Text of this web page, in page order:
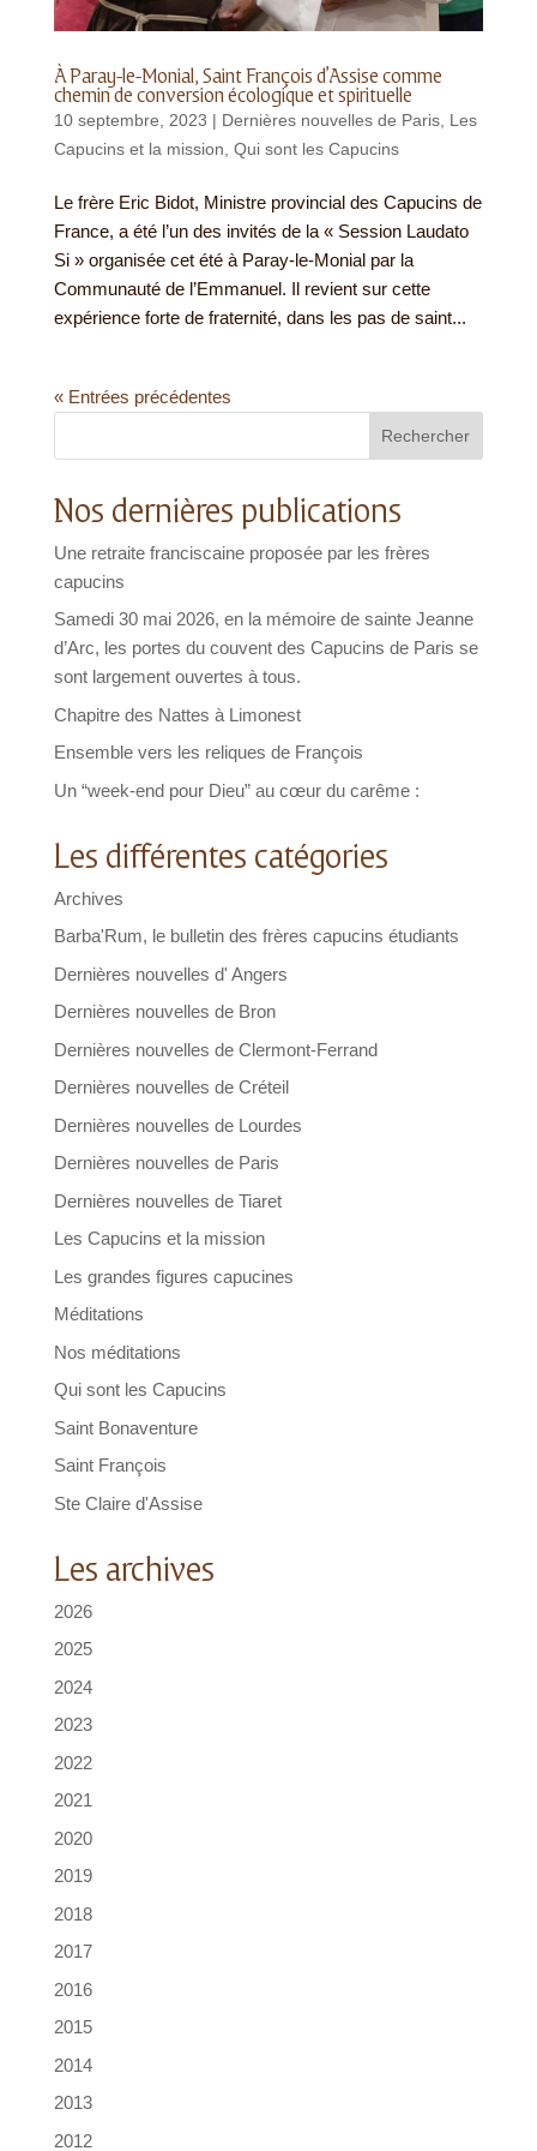
À Paray-le-Monial, Saint François d’Assise comme
chemin de conversion écologique et spirituelle
10 septembre, 2023 | Dernières nouvelles de Paris, Les
Capucins et la mission Qui sont les Capucins
Le frère Eric Bidot, Ministre provincial des Capucins de
France, a été l’un des invités de la « Session Laudato
Si » organisée cet été à Paray-le-Monial par la
Communauté de l’Emmanuel. Il revient sur cette
expérience forte de fraternité, dans les pas de saint...
« Entrées précédentes
Rechercher
Nos dernières publications
Une retraite franciscaine proposée par les frères
capucins
Samedi 30 mai 2026, en la mémoire de sainte Jeanne
d’Arc, les portes du couvent des Capucins de Paris se
sont largement ouvertes à tous.
Chapitre des Nattes à Limonest
Ensemble vers les reliques de François
Un “week-end pour Dieu” au cœur du carême :
Les différentes catégories
Archives
Barba'Rum, le bulletin des frères capucins étudiants
Dernières nouvelles d' Angers
Dernières nouvelles de Bron
Dernières nouvelles de Clermont-Ferrand
Dernières nouvelles de Créteil
Dernières nouvelles de Lourdes
Dernières nouvelles de Paris
Dernières nouvelles de Tiaret
Les Capucins et la mission
Les grandes figures capucines
Méditations
Nos méditations
Qui sont les Capucins
Saint Bonaventure
Saint François
Ste Claire d'Assise
Les archives
2026
2025
2024
2023
2022
2021
2020
2019
2018
2017
2016
2015
2014
2013
2012